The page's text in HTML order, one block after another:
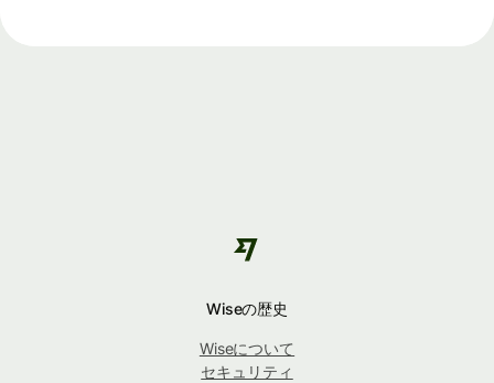
Wiseの歴史
Wiseについて
セキュリティ